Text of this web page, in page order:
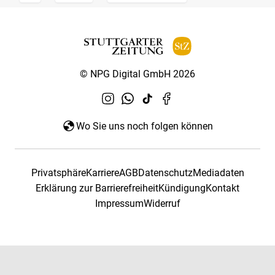
© NPG Digital GmbH 2026
Wo Sie uns noch folgen können
PrivatsphäreKarriereAGBDatenschutzMediadaten
Erklärung zur BarrierefreiheitKündigungKontakt
ImpressumWiderruf